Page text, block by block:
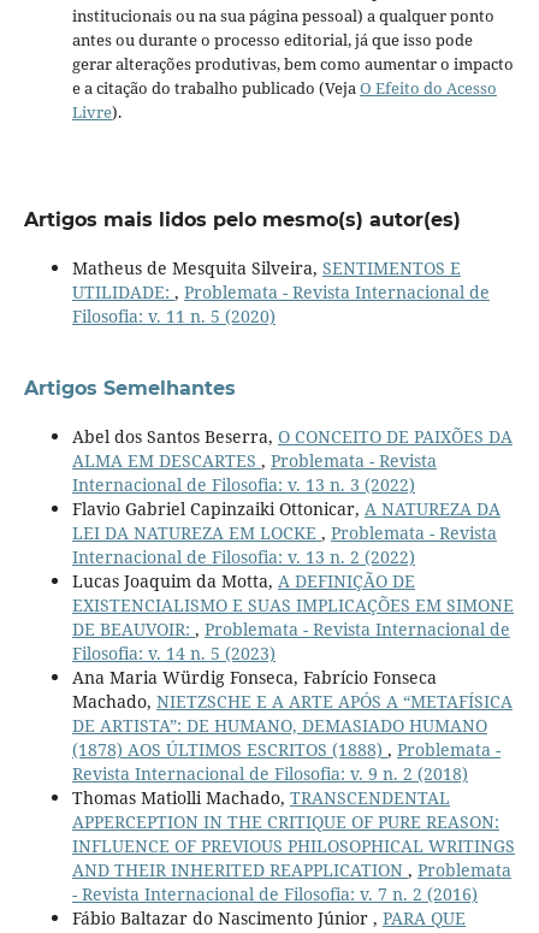
institucionais ou na sua página pessoal) a qualquer ponto
antes ou durante o processo editorial, já que isso pode
gerar alterações produtivas, bem como aumentar o impacto
e a citação do trabalho publicado (VejaO Efeito do Acesso
Livre).
Artigos mais lidos pelo mesmo(s) autor(es)
Matheus de Mesquita Silveira, SENTIMENTOS E
UTILIDADE: , Problemata - Revista Internacional de
Filosofia: v. 11 n. 5 (2020)
Artigos Semelhantes
Abel dos Santos Beserra, O CONCEITO DE PAIXÕES DA
ALMA EM DESCARTES , Problemata - Revista
Internacional de Filosofia: v. 13 n. 3 (2022)
Flavio Gabriel Capinzaiki Ottonicar, A NATUREZA DA
LEI DA NATUREZA EM LOCKE , Problemata - Revista
Internacional de Filosofia: v. 13 n. 2 (2022)
Lucas Joaquim da Motta, A DEFINIÇÃO DE
EXISTENCIALISMO E SUAS IMPLICAÇÕES EM SIMONE
DE BEAUVOIR: , Problemata - Revista Internacional de
Filosofia: v. 14 n. 5 (2023)
Ana Maria Würdig Fonseca, Fabrício Fonseca
Machado, NIETZSCHE E A ARTE APÓS A “METAFÍSICA
DE ARTISTA”: DE HUMANO, DEMASIADO HUMANO
(1878) AOS ÚLTIMOS ESCRITOS (1888) , Problemata -
Revista Internacional de Filosofia: v. 9 n. 2 (2018)
Thomas Matiolli Machado, TRANSCENDENTAL
APPERCEPTION IN THE CRITIQUE OF PURE REASON:
INFLUENCE OF PREVIOUS PHILOSOPHICAL WRITINGS
AND THEIR INHERITED REAPPLICATION , Problemata
- Revista Internacional de Filosofia: v. 7 n. 2 (2016)
Fábio Baltazar do Nascimento Júnior , PARA QUE